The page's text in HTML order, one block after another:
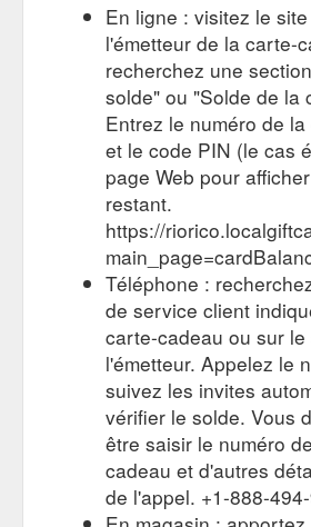
En ligne : visitez le
l'émetteur de la carte-
recherchez une
solde" ou "Solde de la
Entrez le numéro de
et le code PIN (le cas
page Web pour
restant.
https://
Téléphone :
de service client
carte-cadeau ou sur le
l'émetteur. Appelez le
suivez les invites
vérifier le solde. Vous
être saisir le numéro
cadeau et d'autres
de l'appel. +1-888-